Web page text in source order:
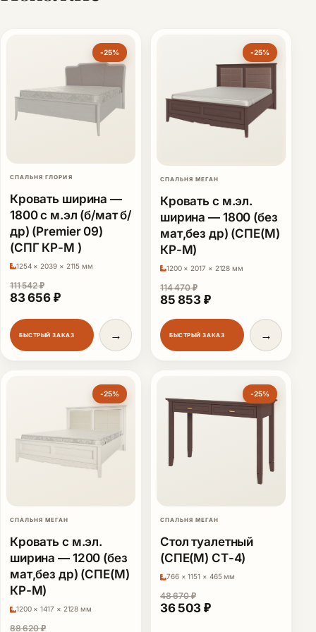
-25%
СПАЛЬНЯ ГЛОРИЯ
Кровать ширина —
1800 с м.эл (б/мат б/
др) (Premier 09)
(СПГ КР-М )
1254 × 2039 × 2115 мм
111 542₽
Первоначальная цена составляла 111 542 ₽.
83 656 ₽Текущая цена: 83 656 ₽.
БЫСТРЫЙ ЗАКАЗ →
-25%
СПАЛЬНЯ МЕГАН
Кровать с м.эл.
ширина — 1800 (без
мат,без др) (СПЕ(М)
КР-М)
1200 × 2017 × 2128 мм
114 470₽
Первоначальная цена
85 853 ₽Текущая цена:
БЫСТРЫЙ ЗАКАЗ →
-25%
СПАЛЬНЯ МЕГАН
Кровать с м.эл.
ширина — 1200 (без
мат,без др) (СПЕ(М)
КР-М)
1200 × 1417 × 2128 мм
88 620₽
-25%
СПАЛЬНЯ МЕГАН
Стол туалетный
(СПЕ(М) СТ-4)
766 × 1151 × 465 мм
48 670₽
Первоначальная цена
36 503 ₽Текущая цена: